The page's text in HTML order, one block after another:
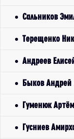
Сальников
Терещенко
Андреев
Быков Андрей
Гуменюк Артём
Гусниев